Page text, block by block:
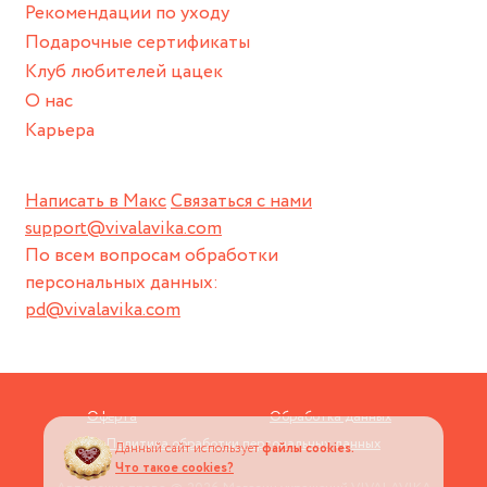
пока не носите украшение на себе.
Написать в МаксСвязаться с нами
support@vivalavika.com
По всем вопросам обработки
персональных данных:
pd@vivalavika.com
Рекомендации по уходу
Подарочные сертификаты
Клуб любителей цацек
О нас
Карьера
Оферта
Обработка данных
Политика обработки персональных данных
Данный сайт используетфайлы cookies.
Что такое cookies?